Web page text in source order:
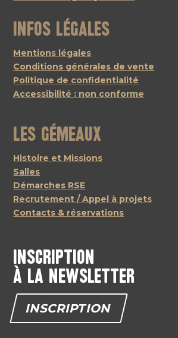
Infos légales
Mentions légales
Conditions générales de vente
Politique de confidentialité
Accessibilité : non conforme
Les Gémeaux
Histoire et Missions
Salles
Démarches RSE
Recrutement / Appel à projets
Contacts & réservations
Inscription
à la newsletter
INSCRIPTION